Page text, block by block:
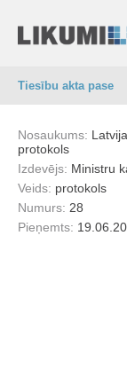
Tiesību akta pase
Nosaukums:
protokols
Izdevējs: Ministru
Veids: protokols
Numurs: 28
Pieņemts: